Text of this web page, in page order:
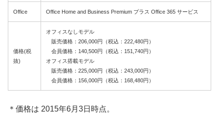
Office Office Home and Business Premium プラス Office 365 サービス
価格(税
抜)
オフィスなしモデル
販売価格：206,000円（税込：222,480円）
会員価格：140,500円（税込：151,740円）
オフィス搭載モデル
販売価格：225,000円（税込：243,000円）
会員価格：156,000円（税込：168,480円）
＊価格は 2015年6月3日時点。